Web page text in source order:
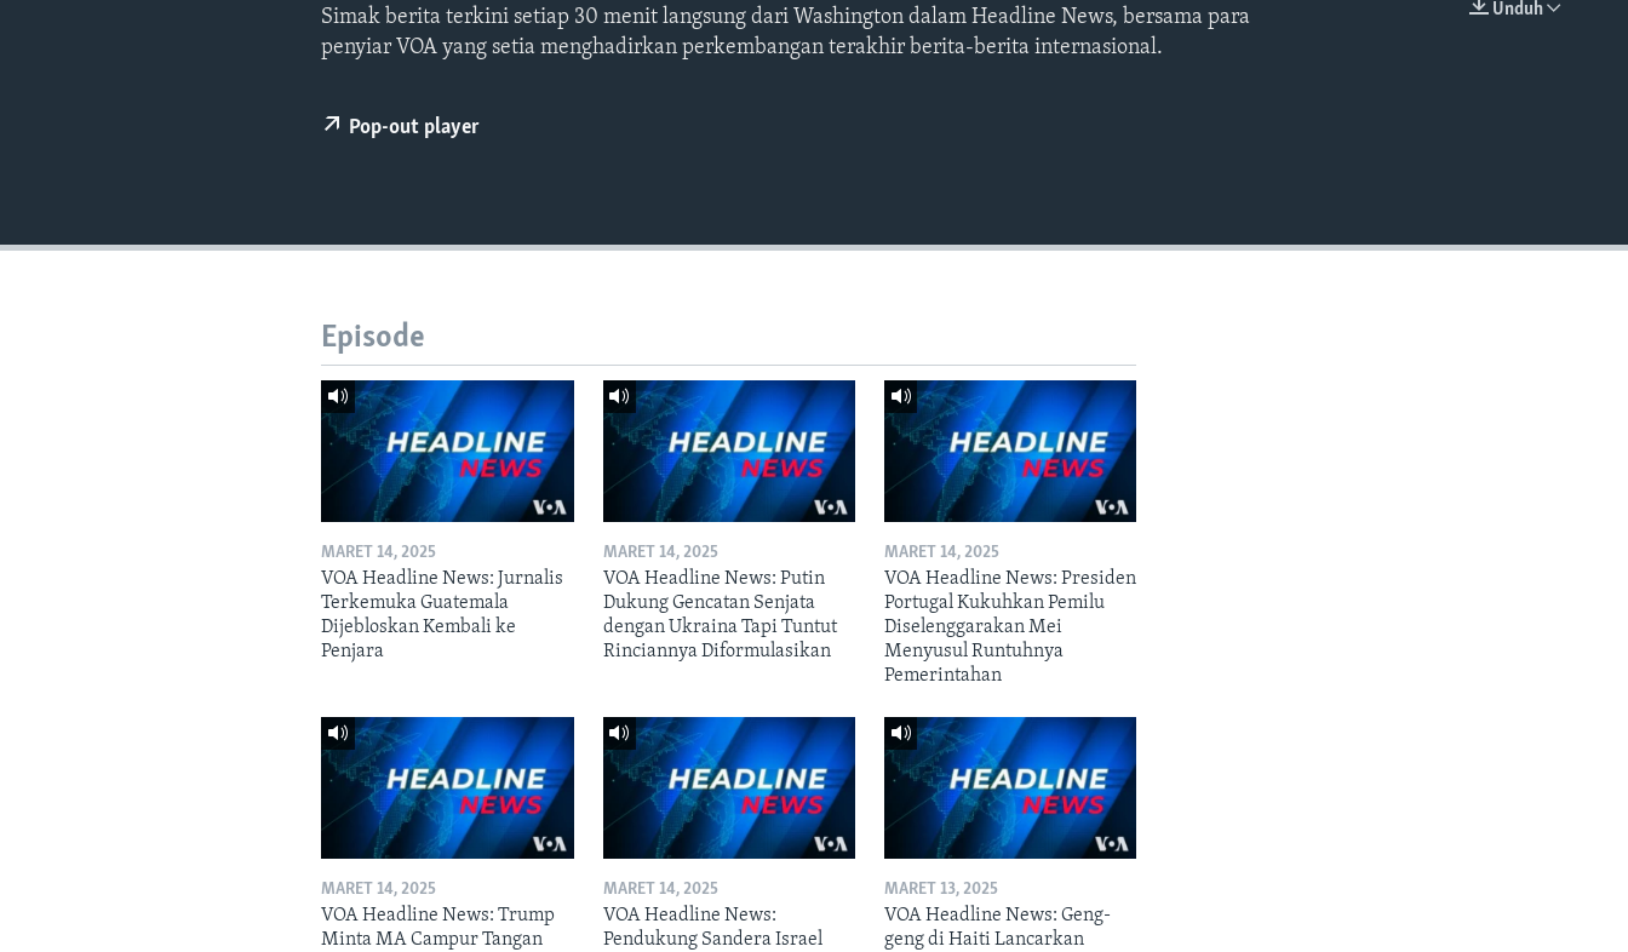
Unduh
Simak berita terkini setiap 30 menit langsung dari Washington dalam Headline News, bersama para
penyiar VOA yang setia menghadirkan perkembangan terakhir berita-berita internasional.
Pop-out player
Episode
MARET 14, 2025
VOA Headline News: Jurnalis
Terkemuka Guatemala
Dijebloskan Kembali ke
Penjara
MARET 14, 2025
VOA Headline News: Putin
Dukung Gencatan Senjata
dengan Ukraina Tapi Tuntut
Rinciannya Diformulasikan
MARET 14, 2025
VOA Headline News: Presiden
Portugal Kukuhkan Pemilu
Diselenggarakan Mei
Menyusul Runtuhnya
Pemerintahan
MARET 14, 2025
VOA Headline News: Trump
Minta MA Campur Tangan
MARET 14, 2025
VOA Headline News:
Pendukung Sandera Israel
MARET 13, 2025
VOA Headline News: Geng-
geng di Haiti Lancarkan